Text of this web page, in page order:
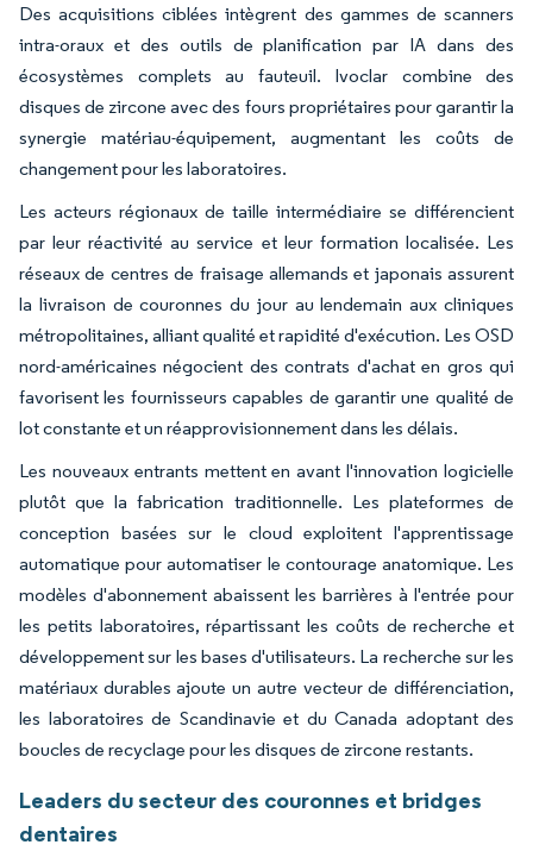
Des acquisitions ciblées intègrent des gammes de scanners
intra-oraux et des outils de planification par IA dans des
écosystèmes complets au fauteuil. Ivoclar combine des
disques de zircone avec des fours propriétaires pour garantir la
synergie matériau-équipement, augmentant les coûts de
changement pour les laboratoires.
Les acteurs régionaux de taille intermédiaire se différencient
par leur réactivité au service et leur formation localisée. Les
réseaux de centres de fraisage allemands et japonais assurent
la livraison de couronnes du jour au lendemain aux cliniques
métropolitaines, alliant qualité et rapidité d'exécution. Les OSD
nord-américaines négocient des contrats d'achat en gros qui
favorisent les fournisseurs capables de garantir une qualité de
lot constante et un réapprovisionnement dans les délais.
Les nouveaux entrants mettent en avant l'innovation logicielle
plutôt que la fabrication traditionnelle. Les plateformes de
conception basées sur le cloud exploitent l'apprentissage
automatique pour automatiser le contourage anatomique. Les
modèles d'abonnement abaissent les barrières à l'entrée pour
les petits laboratoires, répartissant les coûts de recherche et
développement sur les bases d'utilisateurs. La recherche sur les
matériaux durables ajoute un autre vecteur de différenciation,
les laboratoires de Scandinavie et du Canada adoptant des
boucles de recyclage pour les disques de zircone restants.
Leaders du secteur des couronnes et bridges
dentaires